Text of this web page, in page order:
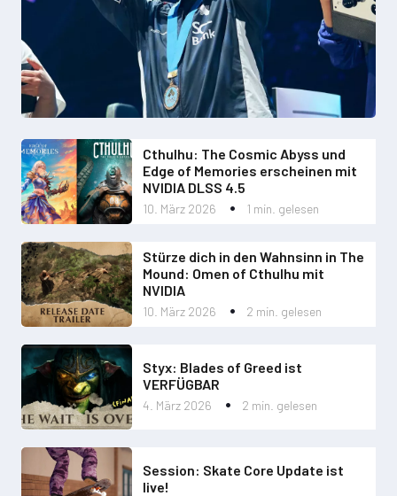
10. März 2026 1 min. gelesen
Cthulhu: The Cosmic Abyss und
Edge of Memories erscheinen mit
NVIDIA DLSS 4.5
10. März 2026 2 min. gelesen
Stürze dich in den Wahnsinn in The
Mound: Omen of Cthulhu mit
NVIDIA
4. März 2026 2 min. gelesen
Styx: Blades of Greed ist
VERFÜGBAR
Session: Skate Core Update ist
live!